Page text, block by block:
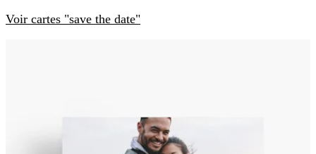
Voir cartes "save the date"